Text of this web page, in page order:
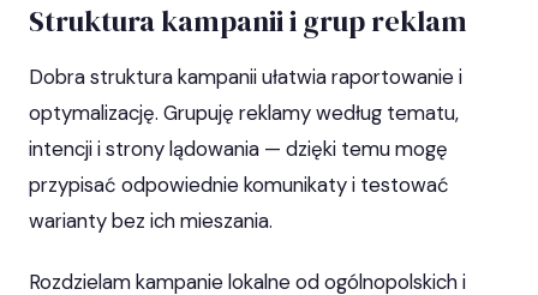
Struktura kampanii i grup reklam
Dobra struktura kampanii ułatwia raportowanie i
optymalizację. Grupuję reklamy według tematu,
intencji i strony lądowania — dzięki temu mogę
przypisać odpowiednie komunikaty i testować
warianty bez ich mieszania.
Rozdzielam kampanie lokalne od ogólnopolskich i